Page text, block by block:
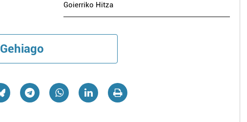
Goierriko Hitza
Gehiago